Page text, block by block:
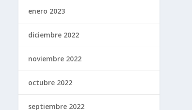
enero 2023
diciembre 2022
noviembre 2022
octubre 2022
septiembre 2022